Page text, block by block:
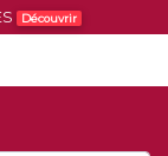
Découvrir